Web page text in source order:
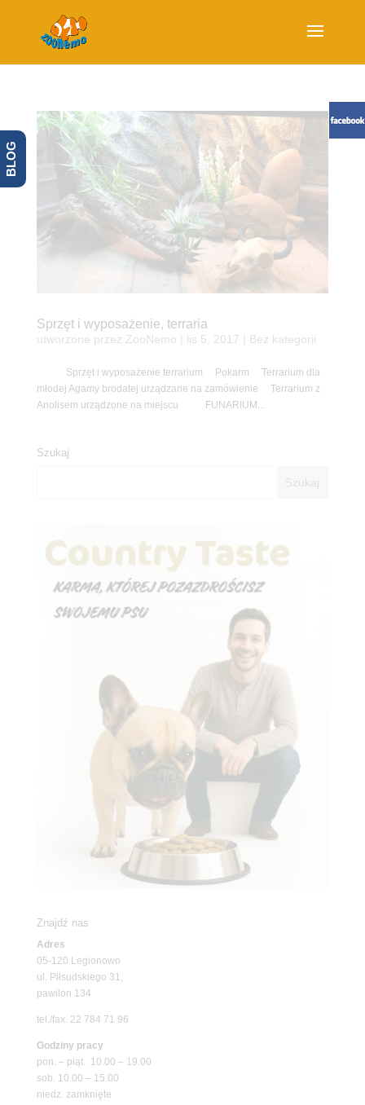
Sprzęt i wyposażenie, terraria
utworzone przez ZooNemo lis 5, 2017 | Bez kategorii
Sprzęt i wyposażenie terrarium Pokarm Terrarium dla
młodej Agamy brodatej urządzane na zamówienie Terrarium z
Anolisem urządzone na miejscu FUNARIUM...
Szukaj
Znajdź nas
Adres
05-120 Legionowo
ul. Piłsudskiego 31,
pawilon 134
tel./fax. 22 784 71 96
Godziny pracy
pon. – piąt. 10.00 – 19.00
sob. 10.00 – 15.00
niedz. zamknięte
BLOG